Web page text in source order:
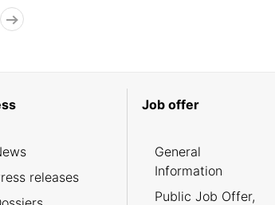
releases
Job offer
General
Information
Public Job Offer,